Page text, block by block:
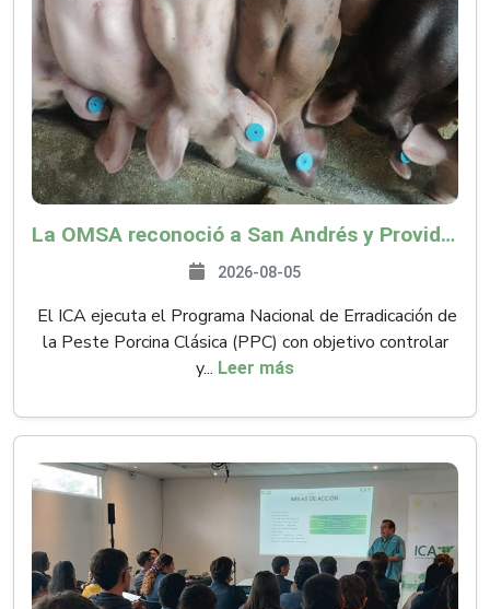
La OMSA reconoció a San Andrés y Providencia como zona libre de Peste Porcina Clásica (PPC)
2026-08-05
El ICA ejecuta el Programa Nacional de Erradicación de
la Peste Porcina Clásica (PPC) con objetivo controlar
y... Leer más